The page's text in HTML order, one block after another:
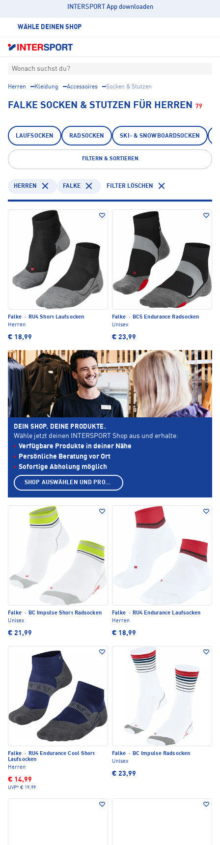
INTERSPORT App downloaden
WÄHLE DEINEN SHOP
Wonach suchst du?
Herren Kleidung Accessoires Socken & Stutzen
FALKE SOCKEN & STUTZEN FÜR HERREN 79
LAUFSOCKEN RADSOCKEN SKI- & SNOWBOARDSOCKEN
FILTERN & SORTIEREN
HERREN FALKE FILTER LÖSCHEN
Falke ·
RU4 Short Laufsocken
Herren
€ 18,99
Falke ·
BC5 Endurance Radsocken
Unisex
€ 23,99
Falke · BC Impulse Short Radsocken
Unisex
€ 21,99
Falke · RU4 Endurance Laufsocken
Herren
€ 18,99
Falke · RU4 Endurance Cool Short
Laufsocken
Herren
€ 14,99
UVP* € 19,99
Falke · BC Impulse Radsocken
Unisex
€ 23,99
DEIN SHOP. DEINE PRODUKTE.
Wähle jetzt deinen INTERSPORT Shop aus und erhalte:
Verfügbare Produkte in deiner Nähe
Persönliche Beratung vor Ort
Sofortige Abholung möglich
SHOP AUSWÄHLEN UND PRODUKTE ANZEIGEN